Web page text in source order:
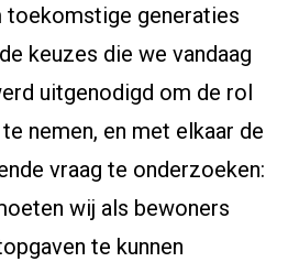
toekomstige generaties
keuzes die we vandaag
uitgenodigd om de rol
nemen, en met elkaar de
vraag te onderzoeken:
wij als bewoners
te kunnen